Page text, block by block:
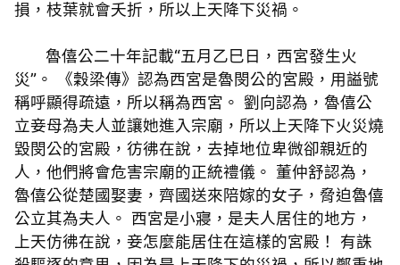
損，枝葉就會夭折，所以上天降下災禍。
魯僖公二十年記載“五月乙巳日，西宮發生火
災”。 《穀梁傳》認為西宮是魯閔公的宮殿，用謚號
稱呼顯得疏遠，所以稱為西宮。 劉向認為，魯僖公
立妾母為夫人並讓她進入宗廟，所以上天降下火災燒
毀閔公的宮殿，彷彿在說，去掉地位卑微卻親近的
人，他們將會危害宗廟的正統禮儀。 董仲舒認為，
魯僖公從楚國娶妻，齊國送來陪嫁的女子，脅迫魯僖
公立其為夫人。 西宮是小寢，是夫人居住的地方，
上天仿彿在說，妾怎麼能居住在這樣的宮殿！ 有誅